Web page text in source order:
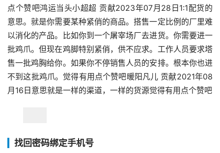
点个赞吧鸿运当头小超超 贡献2023年07月28日1:1配货的
意思。就是你需要某种紧俏的商品。搭售一定比例的厂里难
以消化的产品。比如你到一个屠宰场厂去进货。你需要进一
批鸡爪。但现在鸡脚特别紧俏，供不应求。工作人员要求塔
售一批鸡胸给你。如果你不停销售人员的安排。根本你也进
不到这批鸡爪。觉得有用点个赞吧暖阳凡儿 贡献2021年08
月16日意思就是一样的渠道，一样的货源觉得有用点个赞吧
找回密码绑定手机号